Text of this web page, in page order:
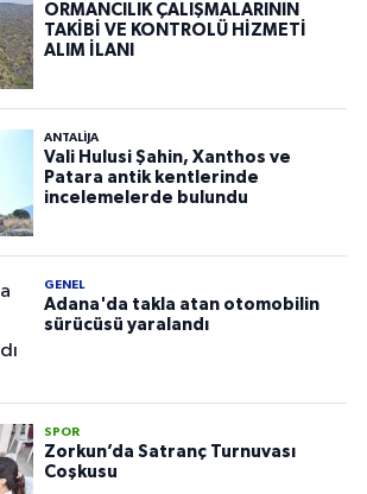
ORMANCILIK ÇALIŞMALARININ
TAKİBİ VE KONTROLÜ HİZMETİ
ALIM İLANI
ANTALIJA
Vali Hulusi Şahin, Xanthos ve
Patara antik kentlerinde
incelemelerde bulundu
GENEL
Adana'da takla atan otomobilin
sürücüsü yaralandı
SPOR
Zorkun’da Satranç Turnuvası
Coşkusu